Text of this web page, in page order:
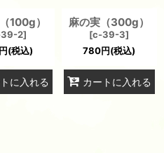
100g）
2]
円(税込)
に入れる
麻の実（300g）
[c-39-3]
780円(税込)
カートに入れる